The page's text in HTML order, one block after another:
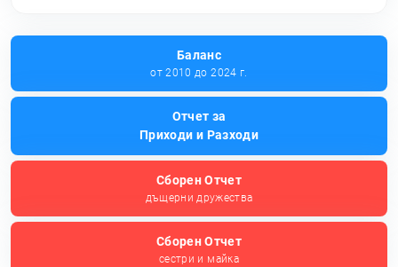
Баланс
от 2010 до 2024 г.
Отчет за
Приходи и Разходи
Сборен Отчет
дъщерни дружества
Сборен Отчет
сестри и майка